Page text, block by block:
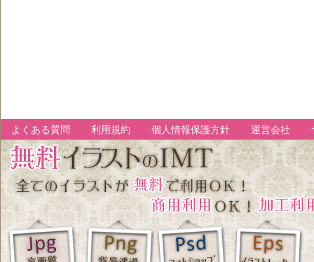
よくある質問 利用規約 個人情報保護方針 運営会社